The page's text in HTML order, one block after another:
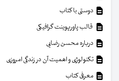
دوستی با کتاب
قالب پاورپوینت گرافیکی
درباره محسن رضایی
تکنولوژی و اهمیت آن در زندگی امروزی
معرفی کتاب